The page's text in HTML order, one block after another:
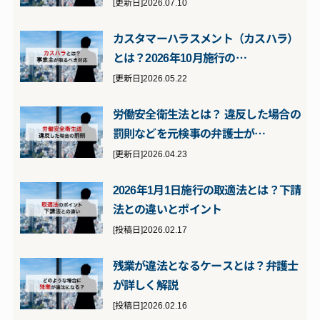
カスタマーハラスメント（カスハラ）
とは？2026年10月施行の…
[更新日]2026.05.22
労働安全衛生法とは？ 違反した場合の
罰則などを元検事の弁護士が…
[更新日]2026.04.23
2026年1月1日施行の取適法とは？下請
法との違いとポイント
[投稿日]2026.02.17
残業が違法となるケースとは？弁護士
が詳しく解説
[投稿日]2026.02.16